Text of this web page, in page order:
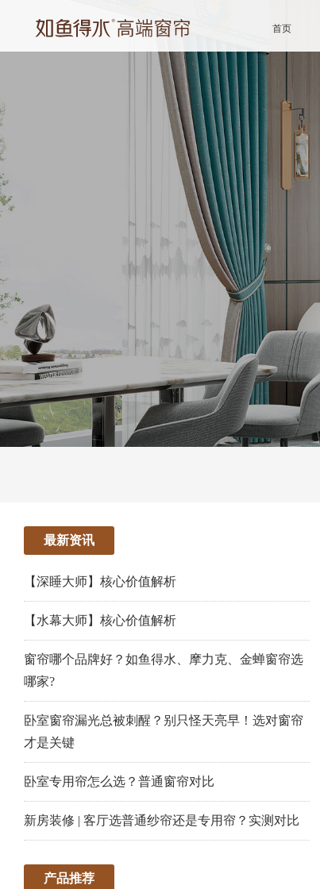
首页
最新资讯
【深睡大师】核心价值解析
【水幕大师】核心价值解析
窗帘哪个品牌好？如鱼得水、摩力克、金蝉窗帘选
哪家?
卧室窗帘漏光总被刺醒？别只怪天亮早！选对窗帘
才是关键
卧室专用帘怎么选？普通窗帘对比
新房装修 | 客厅选普通纱帘还是专用帘？实测对比
产品推荐